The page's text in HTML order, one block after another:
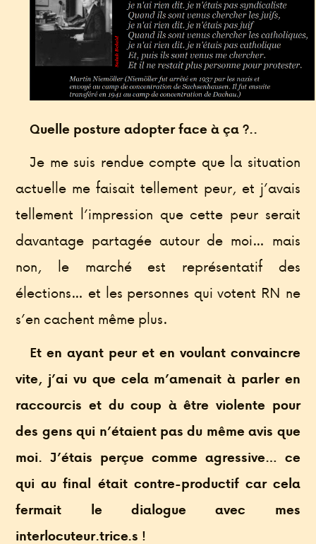
Quelle posture adopter face à ça ?..
Je me suis rendue compte que la situation
actuelle me faisait tellement peur, et j’avais
tellement l’impression que cette peur serait
davantage partagée autour de moi… mais
non, le marché est représentatif des
élections… et les personnes qui votent RN ne
s’en cachent même plus.
Et en ayant peur et en voulant convaincre
vite, j’ai vu que cela m’amenait à parler en
raccourcis et du coup à être violente pour
des gens qui n’étaient pas du même avis que
moi. J’étais perçue comme agressive… ce
qui au final était contre-productif car cela
fermait le dialogue avec mes
interlocuteur.trice.s !